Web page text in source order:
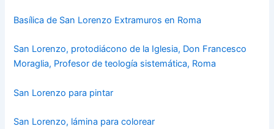
Basílica de San Lorenzo Extramuros en Roma
San Lorenzo, protodiácono de la Iglesia, Don Francesco
Moraglia, Profesor de teología sistemática, Roma
San Lorenzo para pintar
San Lorenzo, lámina para colorear